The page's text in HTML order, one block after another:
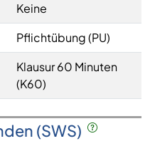
Keine
Pflichtübung (PU)
Klausur 60 Minuten
(K60)
(SWS)